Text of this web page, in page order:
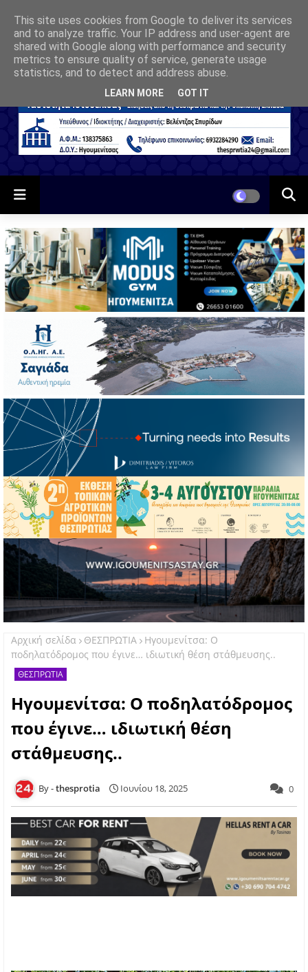
Αρχική σελίδα ΘΕΣΠΡΩΤΙΑ
Ηγουμενίτσα: Ο
ποδηλατόδρομος που έγινε… ιδιωτική θέση στάθμευσης..
ΘΕΣΠΡΩΤΙΑ
Ηγουμενίτσα: Ο ποδηλατόδρομος
που έγινε… ιδιωτική θέση
στάθμευσης..
thesprotia Ιουνίου 18, 2025 0
This site uses cookies from Google to deliver its services
and to analyze traffic. Your IP address and user-agent are
shared with Google along with performance and security
metrics to ensure quality of service, generate usage
statistics, and to detect and address abuse.
LEARN MORE GOT IT